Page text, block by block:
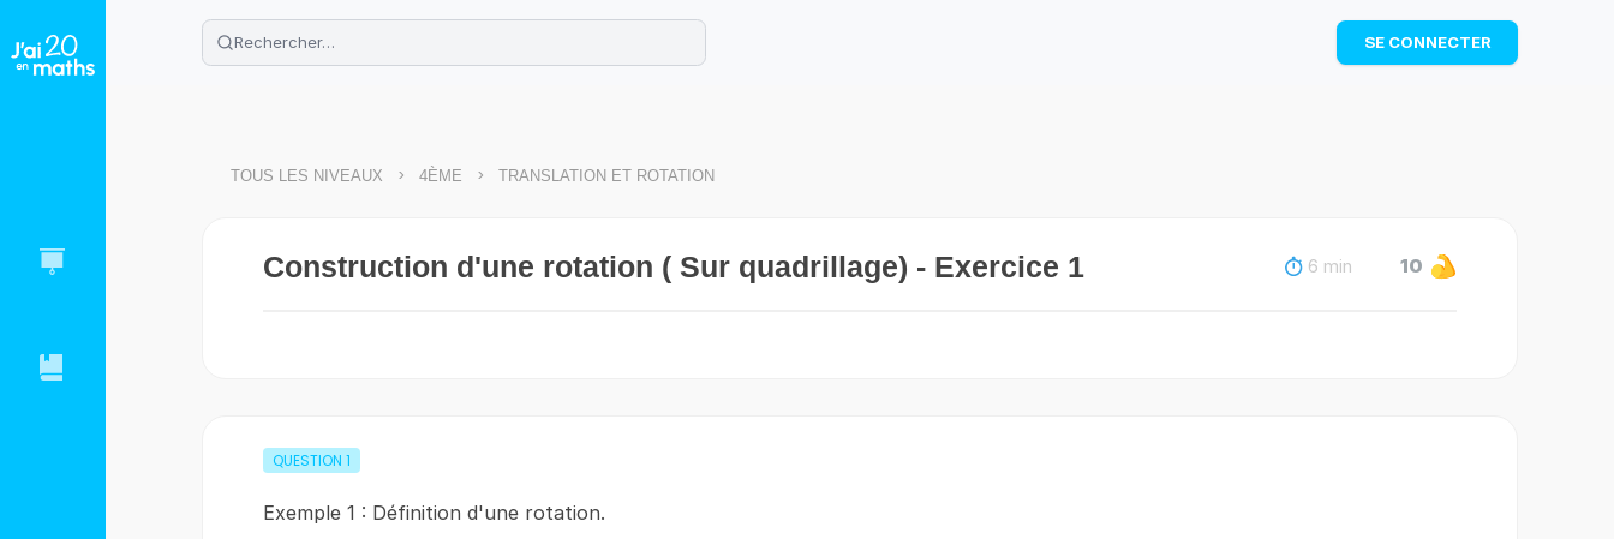
🌴Cahier de vacances offert: révise les maths cet été !
Télécharge ton PDF gratuit et progresse avec des exercices corrigés en vidéo.
TÉLÉCHARGER
SE CONNECTER
TOUS LES NIVEAUX > 4ÈME > TRANSLATION ET ROTATION
Construction d'une rotation ( Sur quadrillage) - Exercice 1 6 min 10
QUESTION 1
Exemple 1 : Définition d'une rotation.